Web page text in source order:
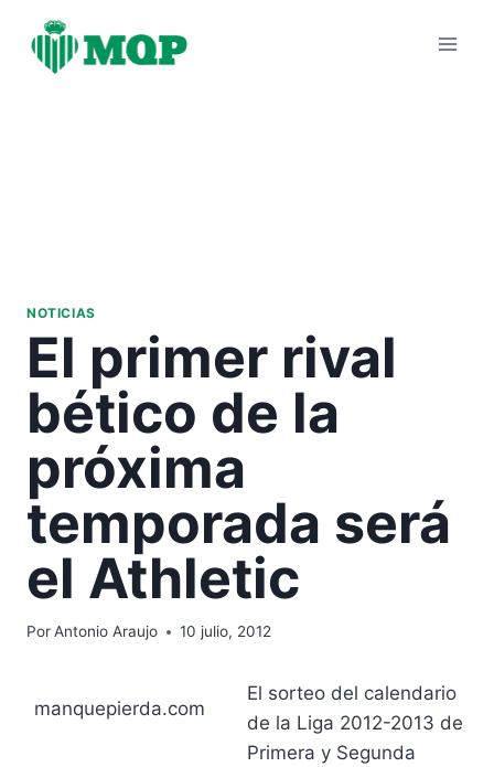
contenido
NOTICIAS
El primer rival
bético de la
próxima
temporada será
el Athletic
PorAntonio Araujo 10 julio, 2012
manquepierda.com
El sorteo del calendario
de la Liga 2012-2013 de
Primera y Segunda